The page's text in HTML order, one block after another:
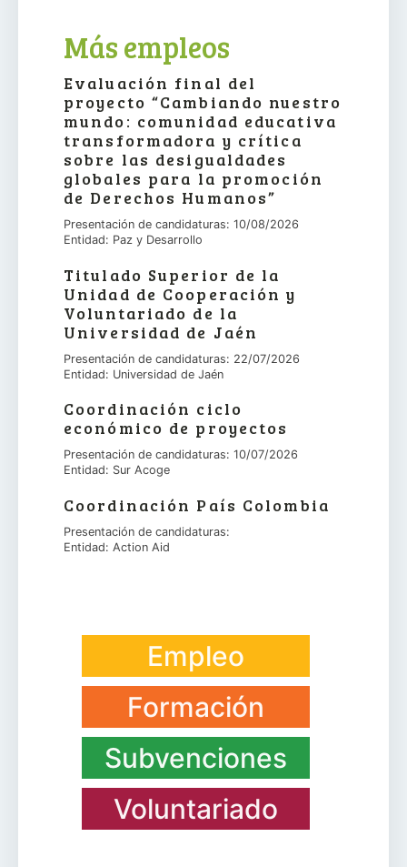
Más empleos
Evaluación final del
proyecto “Cambiando nuestro
mundo: comunidad educativa
transformadora y crítica
sobre las desigualdades
globales para la promoción
de Derechos Humanos”
Presentación de candidaturas: 10/08/2026
Entidad: Paz y Desarrollo
Titulado Superior de la
Unidad de Cooperación y
Voluntariado de la
Universidad de Jaén
Presentación de candidaturas: 22/07/2026
Entidad: Universidad de Jaén
Coordinación ciclo
económico de proyectos
Presentación de candidaturas: 10/07/2026
Entidad: Sur Acoge
Coordinación País Colombia
Presentación de candidaturas:
Entidad: Action Aid
Empleo
Formación
Subvenciones
Voluntariado